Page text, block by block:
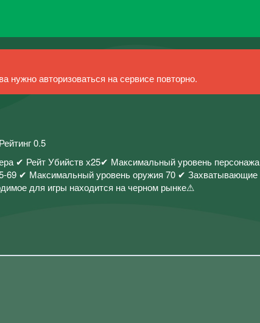
авторизоваться на сервисе повторно.
0.5
✔ Рейт Убийств х25✔ Максимальный уровень персонажа
69 ✔ Максимальный уровень оружия 70 ✔ Захватывающие
для игры находится на черном рынке⚠